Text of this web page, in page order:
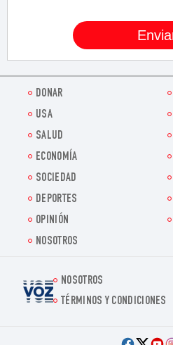
DONAR
USA
SALUD
ECONOMÍA
SOCIEDAD
DEPORTES
OPINIÓN
NOSOTROS
Voz.us
NOSOTROS
TÉRMINOS Y CONDICIONES